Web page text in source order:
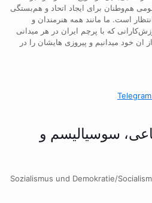
هم‌وطنان برای ایجاد اتحاد و هم‌بستگی
است. ما مانند همه هنرمندان و
که با پرچم ایران در هر میدانی
ان خود میدانیم و پیروزی هایشان را در
Telegram
سوسیالیسم و
Sozialismus und Demokratie/